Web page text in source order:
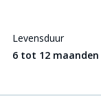
Levensduur
6 tot 12 maanden